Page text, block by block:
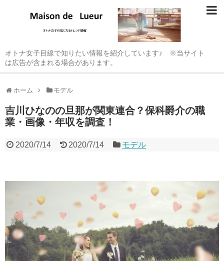
オトナ女子目線で知りたい情報を紹介しています♪ ※当サイト
は広告が含まれる場合があります。
ホーム モデル
吉川ひなのの旦那が関東連合？保科爵介の職
業・画像・年収を調査！
2020/7/14 2020/7/14 モデル